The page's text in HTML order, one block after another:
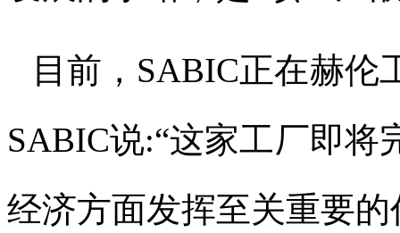
目前， SABIC正在赫伦
SABIC说:“这家工厂即将
经济方面发挥至关重要的